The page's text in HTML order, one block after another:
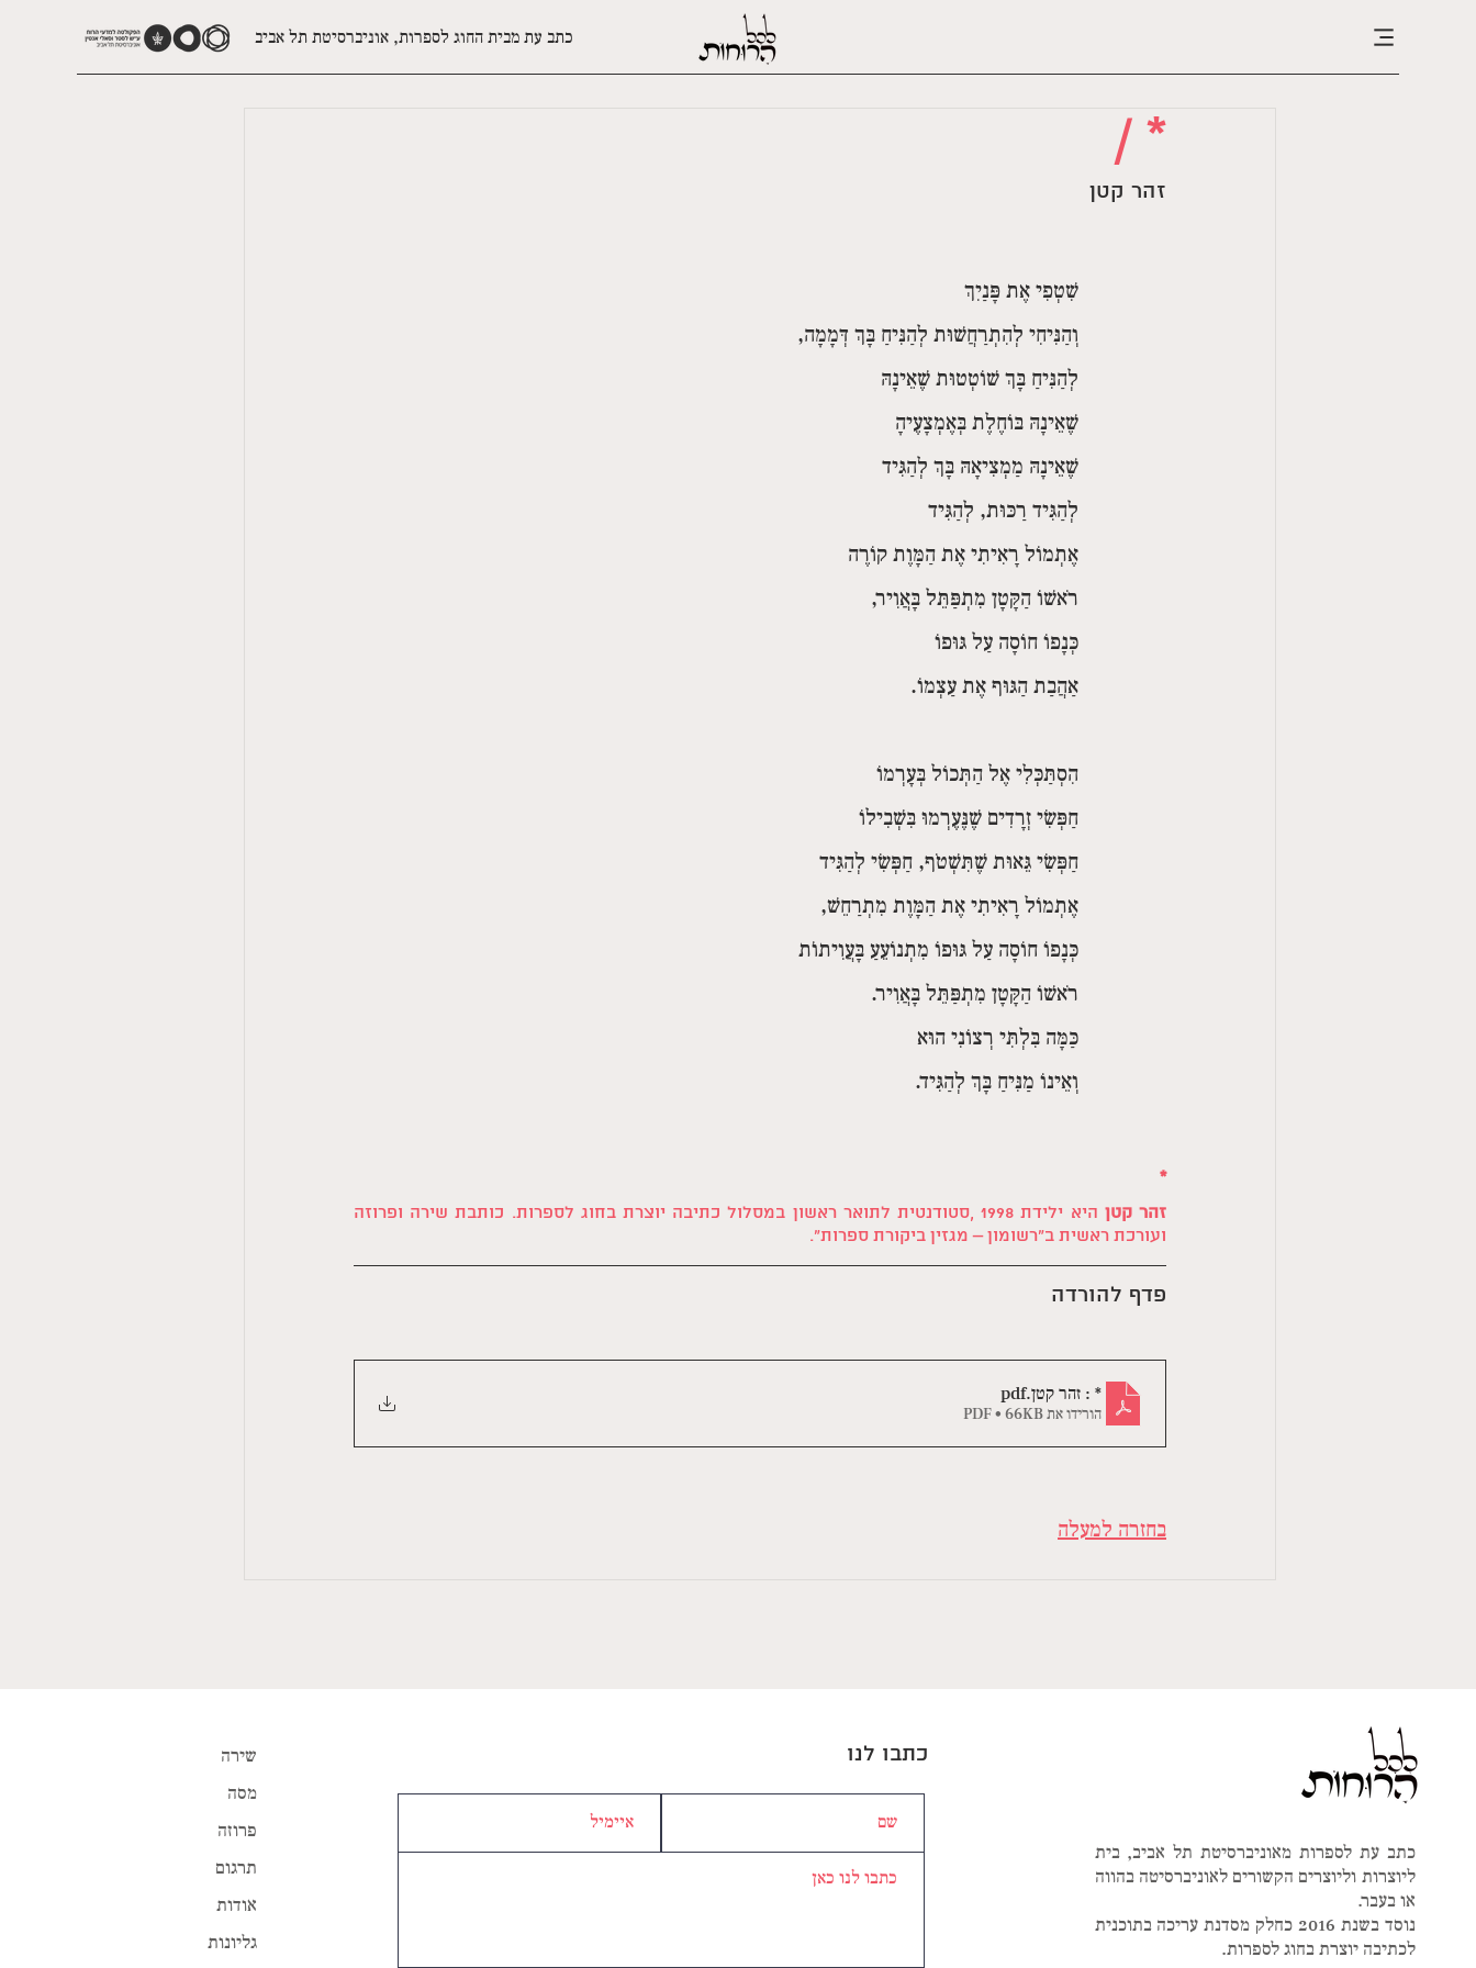
כתב עת מבית החוג לספרות, אוניברסיטת תל אביב
* /
זהר קטן
שִׁטְפִי אֶת פָּנַיִךְ
וְהַנִּיחִי לְהִתְרַחֲשׁוּת לְהַנִּיחַ בָּךְ דְּמָמָה,
לְהַנִּיחַ בָּךְ שׁוֹטְטוּת שֶׁאֵינָהּ
שֶׁאֵינָהּ בּוֹחֶלֶת בְּאֶמְצָעֶיהָ
שֶׁאֵינָהּ מַמְצִיאָהּ בָּךְ לְהַגִּיד
לְהַגִּיד רַכּוּת, לְהַגִּיד
אֶתְמוֹל רָאִיתִי אֶת הַמָּוֶת קוֹרֶה
רֹאשׁוֹ הַקָּטָן מִתְפַּתֵּל בָּאֲוִיר,
כְּנָפוֹ חוֹסָה עַל גּוּפוֹ
אַהֲבַת הַגּוּף אֶת עַצְמוֹ.
הִסְתַּכְּלִי אֶל הַתְּכוֹל בְּעָרְמוֹ
חַפְּשִׂי זְרָדִים שֶׁנֶּעֶרְמוּ בִּשְׁבִילוֹ
חַפְּשִׂי גֵּאוּת שֶׁתִּשְׁטֹף, חַפְּשִׂי לְהַגִּיד
אֶתְמוֹל רָאִיתִי אֶת הַמָּוֶת מִתְרַחֵשׁ,
כְּנָפוֹ חוֹסָה עַל גּוּפוֹ מִתְנוֹעֵעַ בָּעֲוִיתוֹת
רֹאשׁוֹ הַקָּטָן מִתְפַּתֵּל בָּאֲוִיר.
כַּמָּה בִּלְתִּי רְצוֹנִי הוּא
וְאֵינוֹ מַנִּיחַ בָּךְ לְהַגִּיד.
*
זהר קטן
ועורכת ראשית ב״רשומון – מגזין ביקורת ספרות״.
פדף להורדה
* : זהר קטן.pdf
הורידו את PDF • 66KB
בחזרה למעלה
שירה
מסה
פרוזה
תרגום
אודות
גליונות
כתבו לנו
כתב עת לספרות מאוניברסיטת תל אביב, בית
ליוצרות וליוצרים הקשורים לאוניברסיטה בהווה
או בעבר.
נוסד בשנת 2016 כחלק מסדנת עריכה בתוכנית
לכתיבה יוצרת בחוג לספרות.